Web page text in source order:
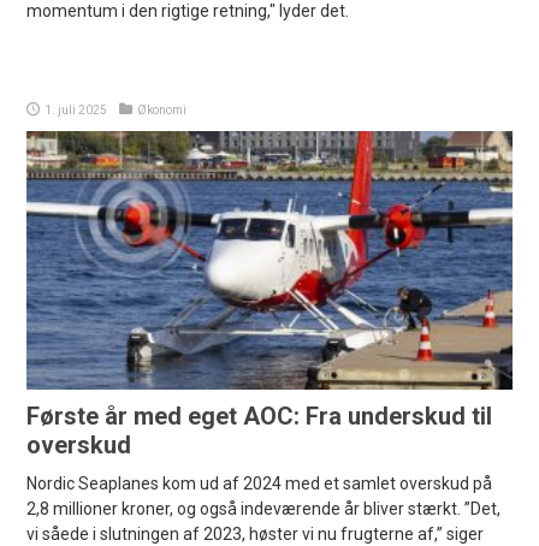
momentum i den rigtige retning," lyder det.
1. juli 2025 Økonomi
Første år med eget AOC: Fra underskud til
overskud
Nordic Seaplanes kom ud af 2024 med et samlet overskud på
2,8 millioner kroner, og også indeværende år bliver stærkt. ”Det,
vi såede i slutningen af 2023, høster vi nu frugterne af,” siger